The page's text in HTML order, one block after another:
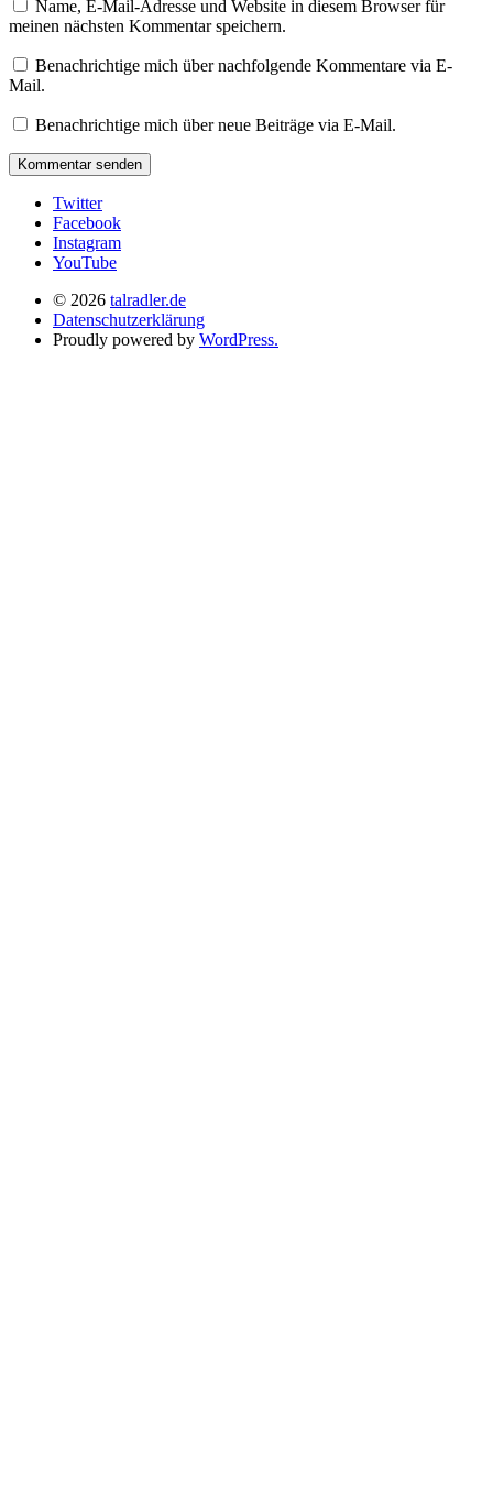
Name, E-Mail-Adresse und Website in diesem Browser für
meinen nächsten Kommentar speichern.
Benachrichtige mich über nachfolgende Kommentare via E-
Mail.
Benachrichtige mich über neue Beiträge via E-Mail.
Twitter
Facebook
Instagram
YouTube
© 2026 talradler.de
Datenschutzerklärung
Proudly powered by WordPress.